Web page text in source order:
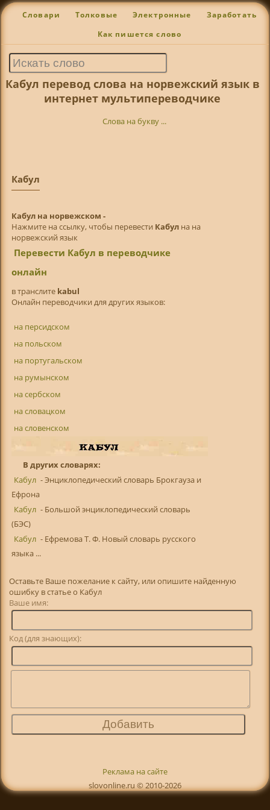
Словари Толковые Электронные Заработать
Как пишется слово
Кабул перевод слова на норвежский язык в
интернет мультипереводчике
Слова на букву ...
Кабул
Кабул на норвежском -
Нажмите на ссылку, чтобы перевести Кабулна на
норвежский язык
Перевести Кабул в переводчике
онлайн
в транслитe kabul
Онлайн переводчики для других языков:
на персидском
на польском
на португальском
на румынском
на сербском
на словацком
на словенском
В других словарях:
Кабул - Энциклопедический словарь Брокгауза и
Ефрона
Кабул - Большой энциклопедический словарь
(БЭС)
Кабул - Ефремова Т. Ф. Новый словарь русского
языка ...
Оставьте Ваше пожелание к сайту, или опишите найденную
ошибку в статье о Кабул
Ваше имя:
Код (для знающих):
Реклама на сайте
slovonline.ru © 2010-2026